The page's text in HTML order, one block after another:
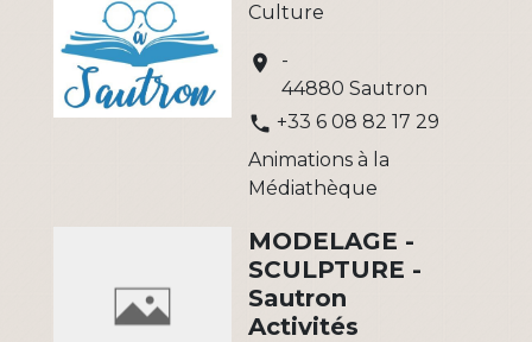
Culture
location_on
-
44880 Sautron
phone +33 6 08 82 17 29
Animations à la
Médiathèque
MODELAGE -
SCULPTURE -
Sautron
Activités